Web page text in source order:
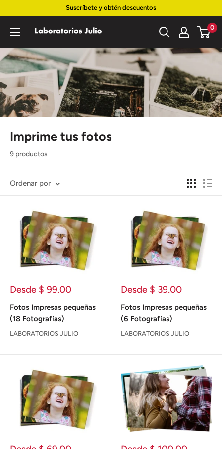
contenido
Suscríbete y obtén descuentos
Laboratorios
0
Imprime tus fotos
9 productos
Ordenar por
Precio
venta
Desde $ 99.00
Fotos Impresas pequeñas
(18 Fotografías)
LABORATORIOS JULIO
Precio
venta
Desde $ 39.00
Fotos Impresas pequeñas
(6 Fotografías)
LABORATORIOS JULIO